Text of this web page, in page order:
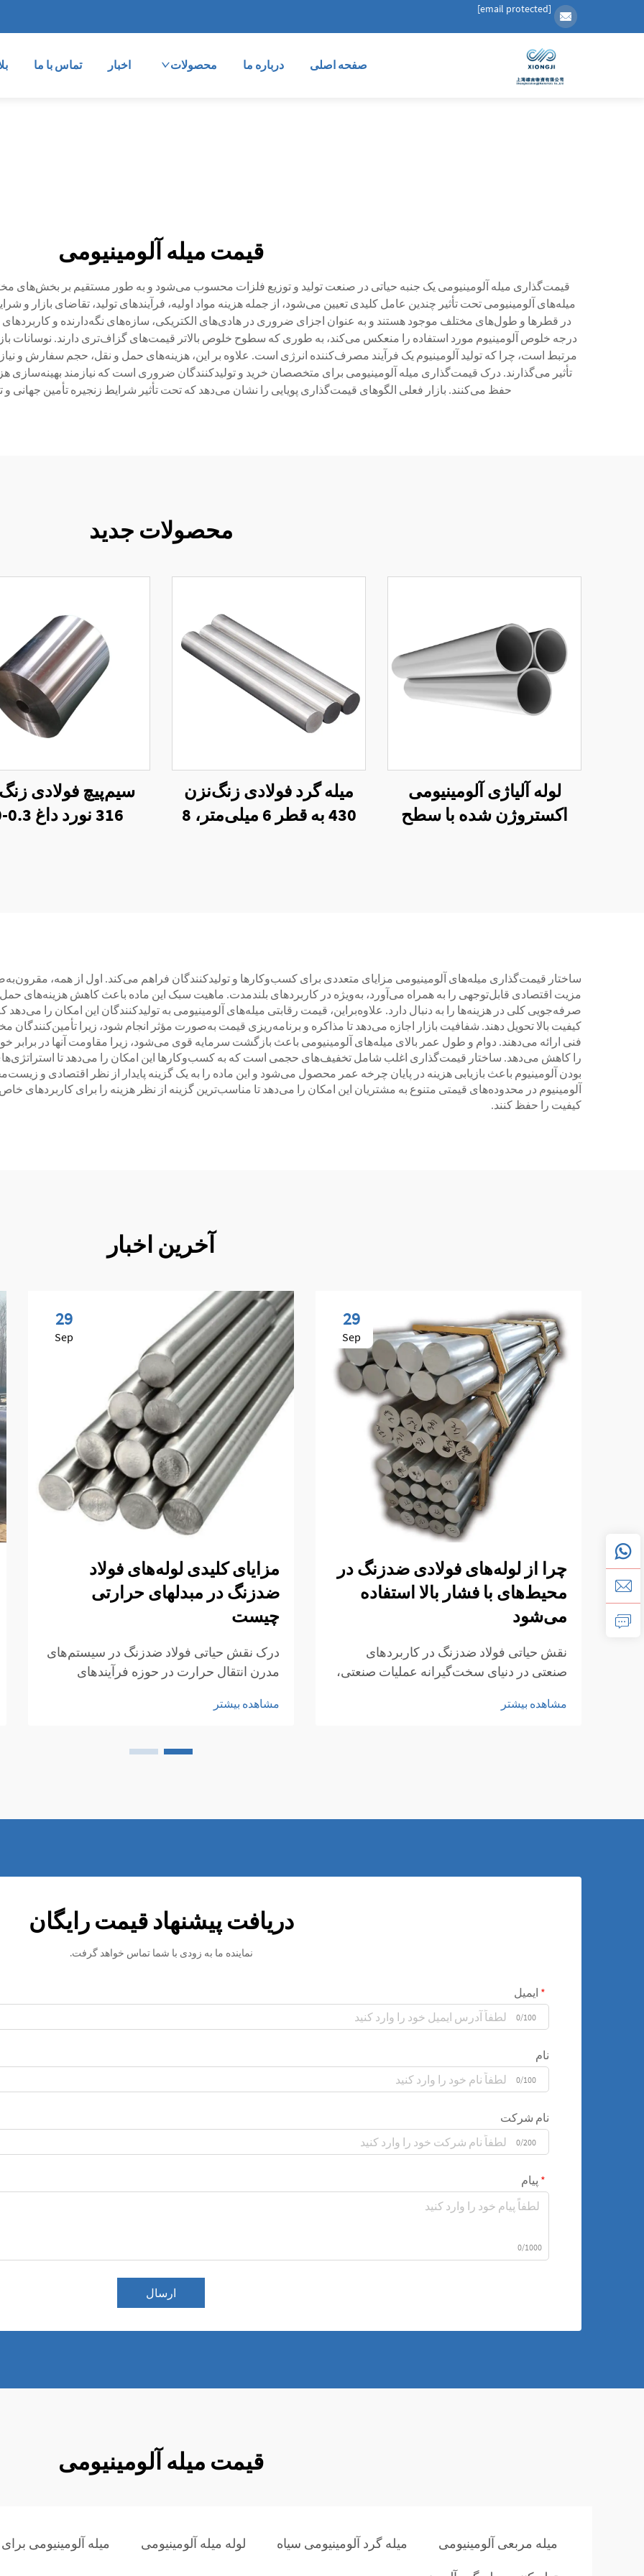
[email protected]
صفحه اصلی درباره ما محصولات اخبار تماس با ما
قیمت میله آلومینیومی
قیمت‌گذاری میله آلومینیومی یک جنبه حیاتی در صنعت تولید و توزیع فلزات محسوب می‌شود و به طور مستقیم بر بخش‌های
میله‌های آلومینیومی تحت تأثیر چندین عامل کلیدی تعیین می‌شود، از جمله هزینه مواد اولیه، فرآیندهای تولید، تقاضای بازار
در قطرها و طول‌های مختلف موجود هستند و به عنوان اجزای ضروری در هادی‌های الکتریکی، سازه‌های نگه‌دارنده و
درجه خلوص آلومینیوم مورد استفاده را منعکس می‌کند، به طوری که سطوح خلوص بالاتر قیمت‌های گزاف‌تری دارند. نوسانات
مرتبط است، چرا که تولید آلومینیوم یک فرآیند مصرف‌کننده انرژی است. علاوه بر این، هزینه‌های حمل و نقل، حجم سفارش و
تأثیر می‌گذارند. درک قیمت‌گذاری میله آلومینیومی برای متخصصان خرید و تولیدکنندگان ضروری است که نیازمند بهینه‌سازی
حفظ می‌کنند. بازار فعلی الگوهای قیمت‌گذاری پویایی را نشان می‌دهد که تحت تأثیر شرایط زنجیره تأمین
محصولات جدید
لوله آلیاژی آلومینیومی
اکستروژن شده با سطح
میله گرد فولادی زنگ‌نزن
430 به قطر 6 میلی‌متر، 8
سیم‌پیچ فولادی
ساختار قیمت‌گذاری میله‌های آلومینیومی مزایای متعددی برای کسب‌وکارها و تولیدکنندگان فراهم می‌کند. اول از همه،
مزیت اقتصادی قابل‌توجهی را به همراه می‌آورد، به‌ویژه در کاربردهای بلندمدت. ماهیت سبک این ماده باعث کاهش هزینه‌های
صرفه‌جویی کلی در هزینه‌ها را به دنبال دارد. علاوه‌براین، قیمت رقابتی میله‌های آلومینیومی به تولیدکنندگان این امکان را
کیفیت بالا تحویل دهند. شفافیت بازار اجازه می‌دهد تا مذاکره و برنامه‌ریزی قیمت به‌صورت مؤثر انجام شود، زیرا
فنی ارائه می‌دهند. دوام و طول عمر بالای میله‌های آلومینیومی باعث بازگشت سرمایه قوی می‌شود، زیرا مقاومت آنها در برابر
را کاهش می‌دهد. ساختار قیمت‌گذاری اغلب شامل تخفیف‌های حجمی است که به کسب‌وکارها این امکان را می‌دهد تا استراتژی‌های
بودن آلومینیوم باعث بازیابی هزینه در پایان چرخه عمر محصول می‌شود و این ماده را به یک گزینه پایدار از نظر اقتصادی و
آلومینیوم در محدوده‌های قیمتی متنوع به مشتریان این امکان را می‌دهد تا مناسب‌ترین گزینه از نظر هزینه را برای کاربردهای
کیفیت را حفظ کنند.
آخرین اخبار
29
Sep
چرا از لوله‌های فولادی ضدزنگ در
محیط‌های با فشار بالا استفاده
می‌شود
نقش حیاتی فولاد ضدزنگ در کاربردهای
صنعتی در دنیای سخت‌گیرانه عملیات صنعتی،
شکست فاجعه‌آمیز را رقم بزند. لوله‌های
مشاهده بیشتر
29
Sep
مزایای کلیدی لوله‌های فولاد
ضدزنگ در مبدلهای حرارتی
چیست
درک نقش حیاتی فولاد ضدزنگ در سیستم‌های
مدرن انتقال حرارت در حوزه فرآیندهای
به عنوان سنگ بنای مدیریت مؤثر حرارتی
مشاهده بیشتر
دریافت پیشنهاد قیمت رایگان
نماینده ما به زودی با شما تماس خواهد گرفت.
ایمیل
0/100
نام
0/100
نام شرکت
0/200
پیام
0/1000
ارسال
قیمت میله آلومینیومی
میله مربعی آلومینیومی میله گرد آلومینیومی سیاه لوله میله آلومینیومی میله آلومینیومی